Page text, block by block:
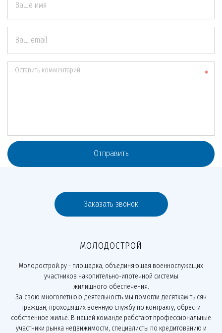
Ваше имя
Ваш email
Оставить комментарий
Отправить
Заказать звонок
МОЛОДОСТРОЙ
Молодострой.ру - площадка, объединяющая военнослужащих
участников накопительно-ипотечной системы
жилищного обеспечения.
За свою многолетнюю деятельность мы помогли десяткам тысяч
граждан, проходящих военную службу по контракту, обрести
собственное жильё. В нашей команде работают профессиональные
участники рынка недвижимости, специалисты по кредитованию и